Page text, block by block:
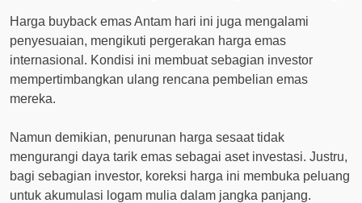
Harga buyback emas Antam hari ini juga mengalami
penyesuaian, mengikuti pergerakan harga emas
internasional. Kondisi ini membuat sebagian investor
mempertimbangkan ulang rencana pembelian emas
mereka.
Namun demikian, penurunan harga sesaat tidak
mengurangi daya tarik emas sebagai aset investasi. Justru,
bagi sebagian investor, koreksi harga ini membuka peluang
untuk akumulasi logam mulia dalam jangka panjang.